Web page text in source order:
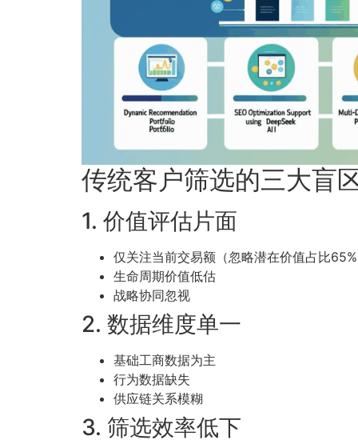
传统客户筛选的三大盲
1. 价值评估片面
仅关注当前交易额（忽略潜在价值占比
生命周期价值低估
战略协同忽视
2. 数据维度单一
基础工商数据为主
行为数据缺失
供应链关系模糊
3. 筛选效率低下